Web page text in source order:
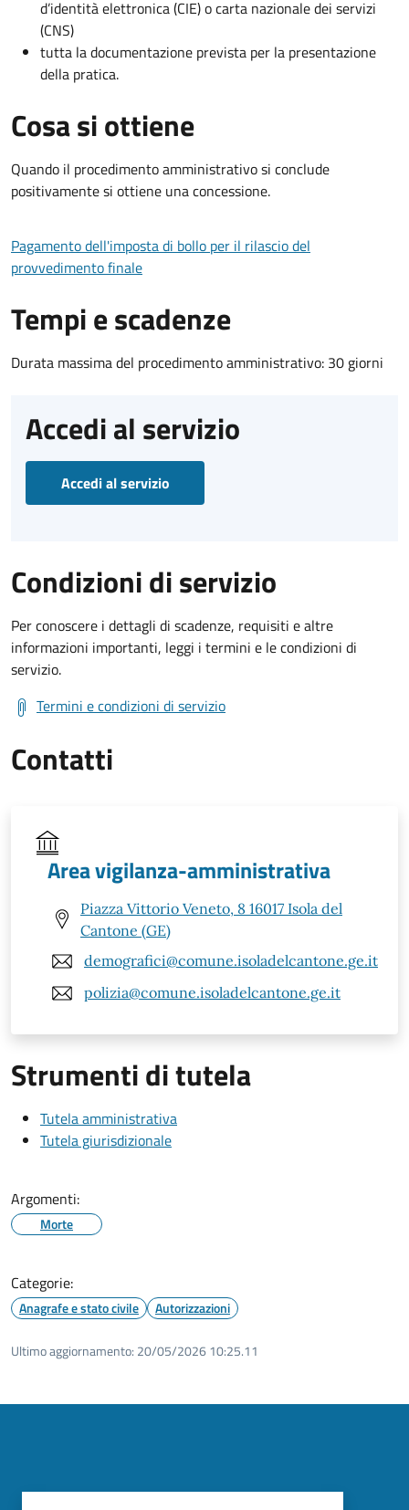
d’identità elettronica (CIE) o carta nazionale dei servizi
(CNS)
tutta la documentazione prevista per la presentazione
della pratica.
Cosa si ottiene
Quando il procedimento amministrativo si conclude
positivamente si ottiene una concessione.
Pagamento dell'imposta di bollo per il rilascio del
provvedimento finale
Tempi e scadenze
Durata massima del procedimento amministrativo: 30 giorni
Accedi al servizio
Accedi al servizio
Condizioni di servizio
Per conoscere i dettagli di scadenze, requisiti e altre
informazioni importanti, leggi i termini e le condizioni di
servizio.
Termini e condizioni di servizio
Contatti
Area vigilanza-amministrativa
Piazza Vittorio Veneto, 8 16017 Isola del
Cantone (GE)
demografici@comune.isoladelcantone.ge.it
polizia@comune.isoladelcantone.ge.it
Strumenti di tutela
Tutela amministrativa
Tutela giurisdizionale
Argomenti:
Morte
Categorie:
Anagrafe e stato civile Autorizzazioni
Ultimo aggiornamento: 20/05/2026 10:25.11